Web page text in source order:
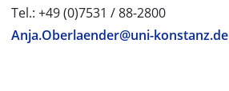
Tel.: +49 (0)7531 / 88-2800
Anja.Oberlaender@uni-konstanz.de